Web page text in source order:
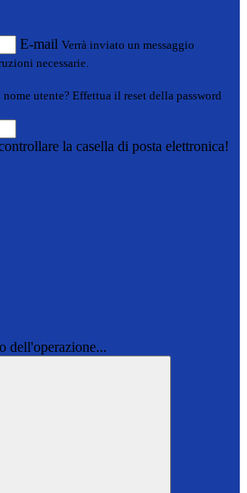
E-mail Verrà inviato un messaggio
necessarie.
utente? Effettua il reset della password
la casella di posta elettronica!
dell'operazione...